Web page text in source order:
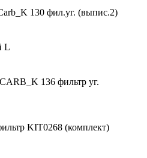
130 фил.уг. (выпис.2)
L
136 фильтр уг.
KIT0268 (комплект)